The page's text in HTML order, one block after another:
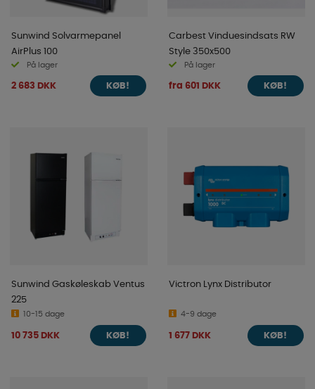
Sunwind Solvarmepanel
AirPlus 100
På lager
2 683 DKK KØB!
Carbest Vinduesindsats RW
Style 350x500
På lager
fra 601 DKK KØB!
Sunwind Gaskøleskab Ventus
225
10-15 dage
10 735 DKK KØB!
Victron Lynx Distributor
4-9 dage
1 677 DKK KØB!